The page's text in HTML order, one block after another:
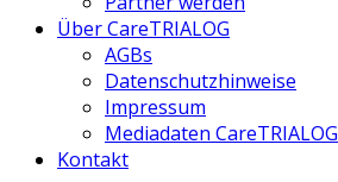
Über CareTRIALOG
AGBs
Datenschutzhinweise
Impressum
Mediadaten CareTRIALOG
Kontakt